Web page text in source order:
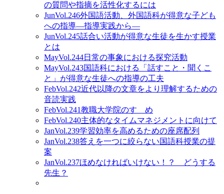
の質問や指摘を活性化するには
JunVol.246外国語活動、外国語科が得意な子ども
への指導―指導実践から―
JunVol.245話合い活動が得意な生徒を生かす授業
とは
MayVol.244日常の事象における探究活動
MayVol.243国語科における「話すこと・聞くこ
と」が得意な生徒への指導の工夫
FebVol.242近代以降の文章をより理解するための
音読実践
FebVol.241教職大学院のすゝめ
FebVol.240主体的なタイムマネジメントに向けて
JanVol.239学習効率を高めるための座席配列
JanVol.238答えを一つに絞らない国語科授業の提
案
JanVol.237ほめなければいけない！？ どうする
先生？